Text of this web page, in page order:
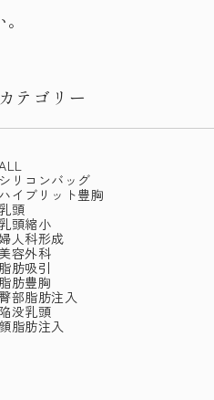
カテゴリー
シリコンバッグ
ハイブリット豊胸
乳頭
乳頭縮小
人科形成
美容外科
脂肪吸引
脂肪豊胸
部脂肪注入
陥没乳頭
脂肪注入